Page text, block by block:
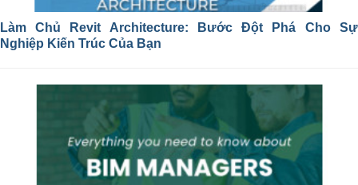
Làm Chủ Revit Architecture: Bước Đột Phá Cho Sự
Nghiệp Kiến Trúc Của Bạn